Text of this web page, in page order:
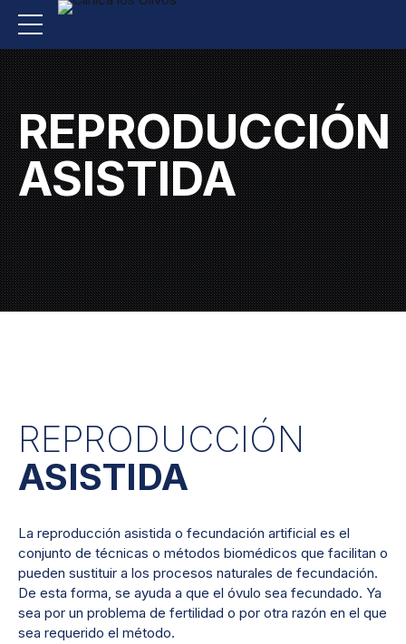
REPRODUCCIÓN
ASISTIDA
REPRODUCCIÓN
ASISTIDA
La reproducción asistida o fecundación artificial es el
conjunto de técnicas o métodos biomédicos que facilitan o
pueden sustituir a los procesos naturales de fecundación.
De esta forma, se ayuda a que el óvulo sea fecundado. Ya
sea por un problema de fertilidad o por otra razón en el que
sea requerido el método.